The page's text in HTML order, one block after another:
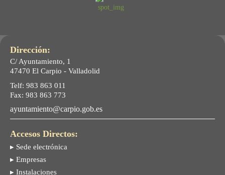
Dirección:
C/ Ayuntamiento, 1
47470 El Carpio - Valladolid
Telf: 983 863 011
Fax: 983 863 773
ayuntamiento@carpio.gob.es
Accesos Directos:
▸ Sede electrónica
▸ Empresas
▸ Instalaciones